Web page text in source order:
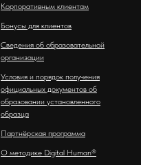
Корпоративным клиентам
Бонусы для клиентов
Сведения об образовательной
организации
Условия и порядок получения
официальных документов об
образовании установленного
образца
Партнёрская программа
О методике Digital Human®